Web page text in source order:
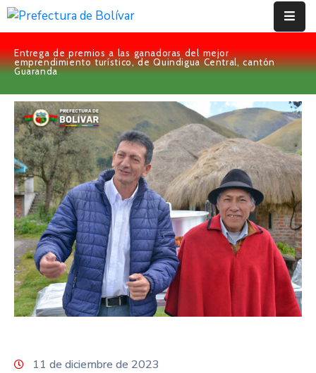
Inicio
Institución
Bolívar
Proyectos
Rendición
De
Cuentas
Transparencia
Contácto
Entrega de premios a las ganadoras del mejor
emprendimiento turístico, de Quindigua Central, cantón
Guaranda
11 de diciembre de 2023